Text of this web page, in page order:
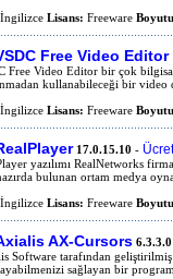
İngilizce Lisans: Freeware
Free Video Editor
Free Video Editor bir çok
kullanabileceği bir video
İngilizce Lisans: Freeware
17.0.15.10 -
yazılımı RealNetworks
bulunan ortam medya
İngilizce Lisans: Freeware
AX-Cursors 6.3.3.0
Software tarafından
sağlayan bir